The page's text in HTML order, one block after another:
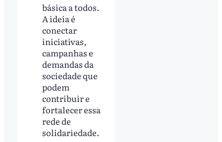
básica a todos.
A ideia é
conectar
iniciativas,
campanhas e
demandas da
sociedade que
podem
contribuir e
fortalecer essa
rede de
solidariedade.